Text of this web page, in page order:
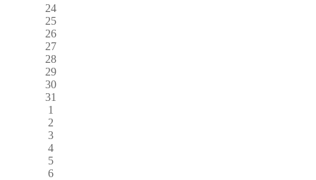
24
25
26
27
28
29
30
31
1
2
3
4
5
6